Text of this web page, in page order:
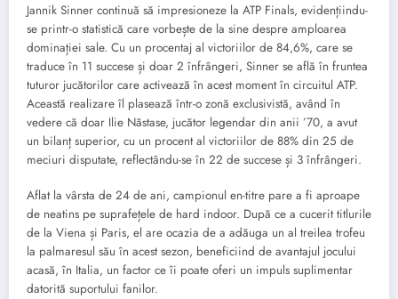
Jannik Sinner continuă să impresioneze la ATP Finals, evidențiindu-
se printr-o statistică care vorbește de la sine despre amploarea
dominației sale. Cu un procentaj al victoriilor de 84,6%, care se
traduce în 11 succese și doar 2 înfrângeri, Sinner se află în fruntea
tuturor jucătorilor care activează în acest moment în circuitul ATP.
Această realizare îl plasează într-o zonă exclusivistă, având în
vedere că doar Ilie Năstase, jucător legendar din anii ’70, a avut
un bilanț superior, cu un procent al victoriilor de 88% din 25 de
meciuri disputate, reflectându-se în 22 de succese și 3 înfrângeri.
Aflat la vârsta de 24 de ani, campionul en-titre pare a fi aproape
de neatins pe suprafețele de hard indoor. După ce a cucerit titlurile
de la Viena și Paris, el are ocazia de a adăuga un al treilea trofeu
la palmaresul său în acest sezon, beneficiind de avantajul jocului
acasă, în Italia, un factor ce îi poate oferi un impuls suplimentar
datorită suportului fanilor.